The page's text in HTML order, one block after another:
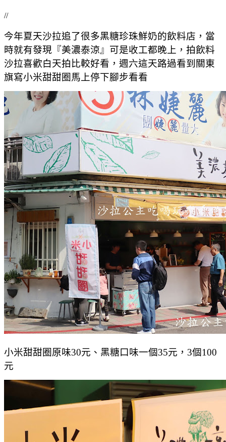
//
今年夏天沙拉追了很多黑糖珍珠鮮奶的飲料店，當
時就有發現『美濃泰涼』可是收工都晚上，拍飲料
沙拉喜歡白天拍比較好看，週六這天路過看到關東
旗寫小米甜甜圈馬上停下腳步看看
小米甜甜圈原味30元、黑糖口味一個35元，3個100
元